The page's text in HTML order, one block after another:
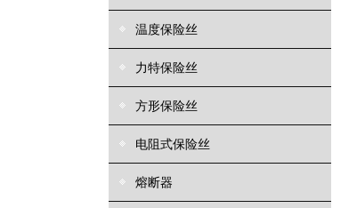
温度保险丝
力特保险丝
方形保险丝
电阻式保险丝
熔断器